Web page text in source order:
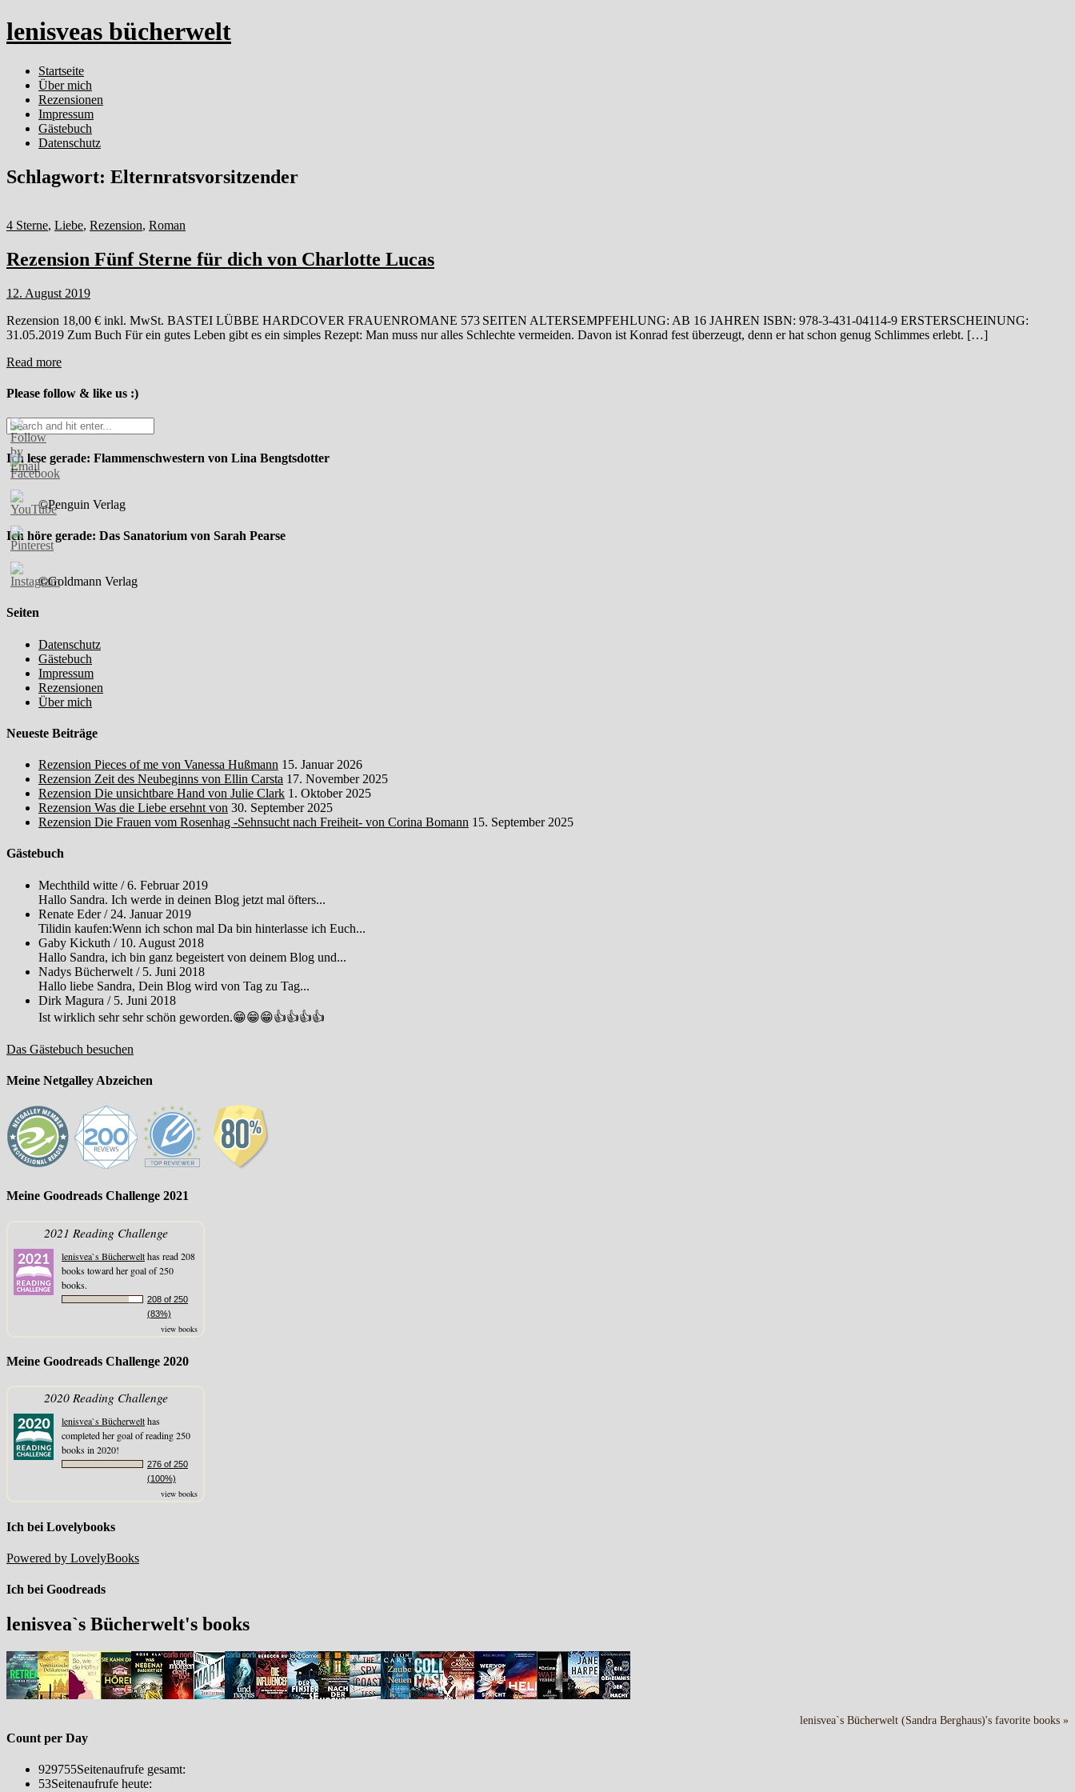
lenisveas bücherwelt
Startseite
Über mich
Rezensionen
Impressum
Gästebuch
Datenschutz
Schlagwort: Elternratsvorsitzender
4 Sterne, Liebe, Rezension, Roman
Rezension Fünf Sterne für dich von Charlotte Lucas
12. August 2019
Rezension 18,00 € inkl. MwSt. BASTEI LÜBBE HARDCOVER FRAUENROMANE 573 SEITEN ALTERSEMPFEHLUNG: AB 16 JAHREN ISBN: 978-3-431-04114-9 ERSTERSCHEINUNG:
31.05.2019 Zum Buch Für ein gutes Leben gibt es ein simples Rezept: Man muss nur alles Schlechte vermeiden. Davon ist Konrad fest überzeugt, denn er hat schon genug Schlimmes erlebt. […]
Read more
Please follow & like us :)
Ich lese gerade: Flammenschwestern von Lina Bengtsdotter
©Penguin Verlag
Ich höre gerade: Das Sanatorium von Sarah Pearse
©Goldmann Verlag
Seiten
Datenschutz
Gästebuch
Impressum
Rezensionen
Über mich
Neueste Beiträge
Rezension Pieces of me von Vanessa Hußmann 15. Januar 2026
Rezension Zeit des Neubeginns von Ellin Carsta 17. November 2025
Rezension Die unsichtbare Hand von Julie Clark 1. Oktober 2025
Rezension Was die Liebe ersehnt von 30. September 2025
Rezension Die Frauen vom Rosenhag -Sehnsucht nach Freiheit- von Corina Bomann 15. September 2025
Gästebuch
Mechthild witte /6. Februar 2019
Hallo Sandra. Ich werde in deinen Blog jetzt mal öfters...
Renate Eder/ 24. Januar 2019
Tilidin kaufen:Wenn ich schon mal Da bin hinterlasse ich Euch...
Gaby Kickuth / 10. August 2018
Hallo Sandra, ich bin ganz begeistert von deinem Blog und...
Nadys Bücherwelt / 5. Juni 2018
Hallo liebe Sandra, Dein Blog wird von Tag zu Tag...
Dirk Magura / 5. Juni 2018
Ist wirklich sehr sehr schön geworden.😁😁😁👍👍👍👍
Das Gästebuch besuchen
Meine Netgalley Abzeichen
Meine Goodreads Challenge 2021
2021 Reading Challenge
lenisvea`s Bücherwelthas read 208
books toward her goal of 250
books.
208 of 250
(83%)
view books
Meine Goodreads Challenge 2020
2020 Reading Challenge
lenisvea`s Bücherwelthas
completed her goal of reading 250
books in 2020!
276 of 250
(100%)
view books
Ich bei Lovelybooks
Powered by LovelyBooks
Ich bei Goodreads
lenisvea`s Bücherwelt's books
lenisvea`s Bücherwelt (Sandra Berghaus)'s favorite books »
Count per Day
929755Seitenaufrufe gesamt:
53Seitenaufrufe heute: